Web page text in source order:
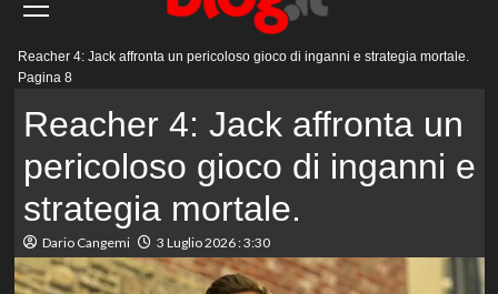
principale
Reacher 4: Jack affronta un pericoloso gioco di inganni e strategia mortale.
Pagina 8
Reacher 4: Jack affronta un
pericoloso gioco di inganni e
strategia mortale.
Dario Cangemi 3 Luglio 2026 : 3:30